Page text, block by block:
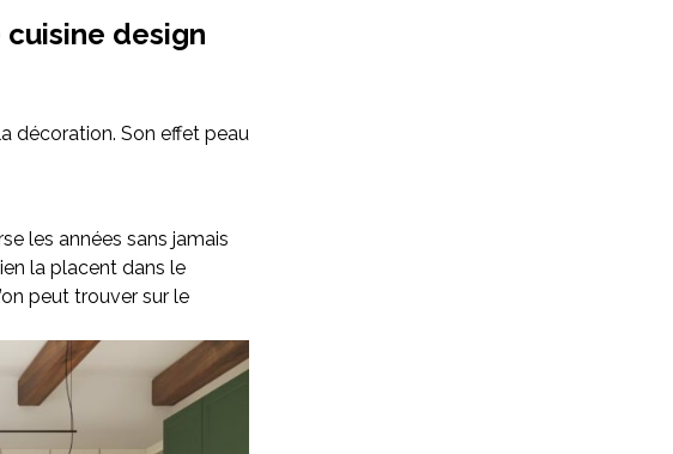
design
décoration. Son effet peau
les années sans jamais
la placent dans le
peut trouver sur le